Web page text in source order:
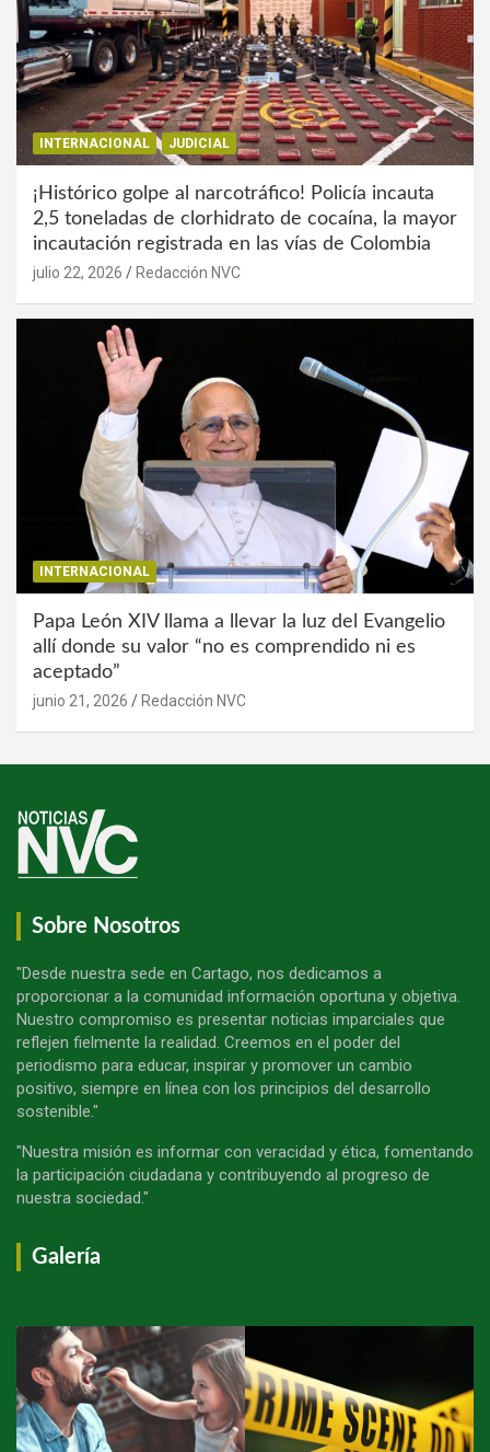
INTERNACIONAL JUDICIAL
¡Histórico golpe al narcotráfico! Policía incauta
2,5 toneladas de clorhidrato de cocaína, la mayor
incautación registrada en las vías de Colombia
julio 22, 2026 Redacción NVC
INTERNACIONAL
Papa León XIV llama a llevar la luz del Evangelio
allí donde su valor “no es comprendido ni es
aceptado”
junio 21, 2026 Redacción NVC
Sobre Nosotros
"Desde nuestra sede en Cartago, nos dedicamos a
proporcionar a la comunidad información oportuna y objetiva.
Nuestro compromiso es presentar noticias imparciales que
reflejen fielmente la realidad. Creemos en el poder del
periodismo para educar, inspirar y promover un cambio
positivo, siempre en línea con los principios del desarrollo
sostenible."
"Nuestra misión es informar con veracidad y ética, fomentando
la participación ciudadana y contribuyendo al progreso de
nuestra sociedad."
Galería